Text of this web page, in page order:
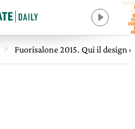
Fuorisalone 2015. Qui il design